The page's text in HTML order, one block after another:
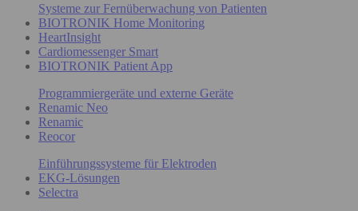
Systeme zur Fernüberwachung von Patienten
BIOTRONIK Home Monitoring
HeartInsight
Cardiomessenger Smart
BIOTRONIK Patient App
Programmiergeräte und externe Geräte
Renamic Neo
Renamic
Reocor
Einführungssysteme für Elektroden
EKG-Lösungen
Selectra